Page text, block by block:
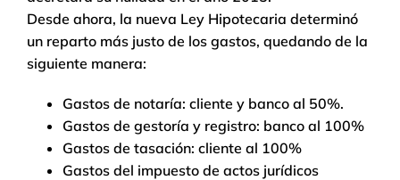
Desde ahora, la nueva Ley Hipotecaria determinó
un reparto más justo de los gastos, quedando de la
siguiente manera:
Gastos de notaría: cliente y banco al 50%.
Gastos de gestoría y registro: banco al 100%
Gastos de tasación: cliente al 100%
Gastos del impuesto de actos jurídicos